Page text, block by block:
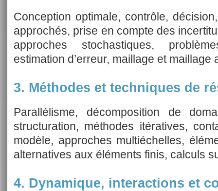
Conception optimale, contrôle,
approchés, prise en compte des
approches stochastiques,
estimation d’erreur, maillage et maillage
3. Méthodes et techniques de
Parallélisme, décomposition de
structuration, méthodes itératives,
modèle, approches multiéchelles,
alternatives aux éléments finis, calculs
4. Dynamique, interactions et